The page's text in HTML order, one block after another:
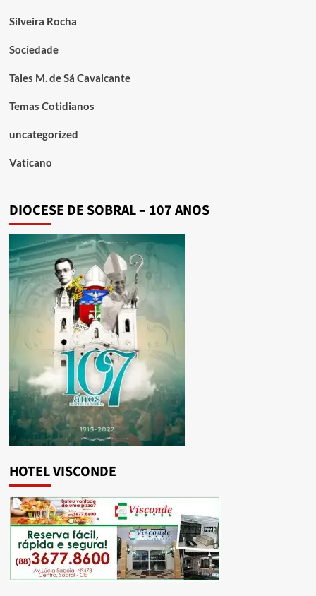
Silveira Rocha
Sociedade
Tales M. de Sá Cavalcante
Temas Cotidianos
uncategorized
Vaticano
DIOCESE DE SOBRAL – 107 ANOS
HOTEL VISCONDE